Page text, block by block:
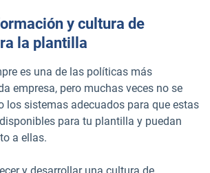
y cultura de
la plantilla
es una de las políticas más
empresa, pero muchas veces no se
los sistemas adecuados para que estas
para tu plantilla y puedan
a ellas.